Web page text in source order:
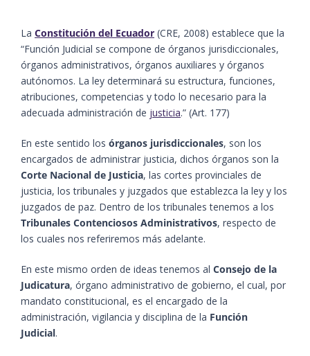
La Constitución del Ecuador (CRE, 2008) establece que la
“Función Judicial se compone de órganos jurisdiccionales,
órganos administrativos, órganos auxiliares y órganos
autónomos. La ley determinará su estructura, funciones,
atribuciones, competencias y todo lo necesario para la
adecuada administración de justicia.” (Art. 177)
En este sentido los órganos jurisdiccionales, son los
encargados de administrar justicia, dichos órganos son la
Corte Nacional de Justicia, las cortes provinciales de
justicia, los tribunales y juzgados que establezca la ley y los
juzgados de paz. Dentro de los tribunales tenemos a los
Tribunales Contenciosos Administrativos, respecto de
los cuales nos referiremos más adelante.
En este mismo orden de ideas tenemos al Consejo de la
Judicatura, órgano administrativo de gobierno, el cual, por
mandato constitucional, es el encargado de la
administración, vigilancia y disciplina de la Función
Judicial.